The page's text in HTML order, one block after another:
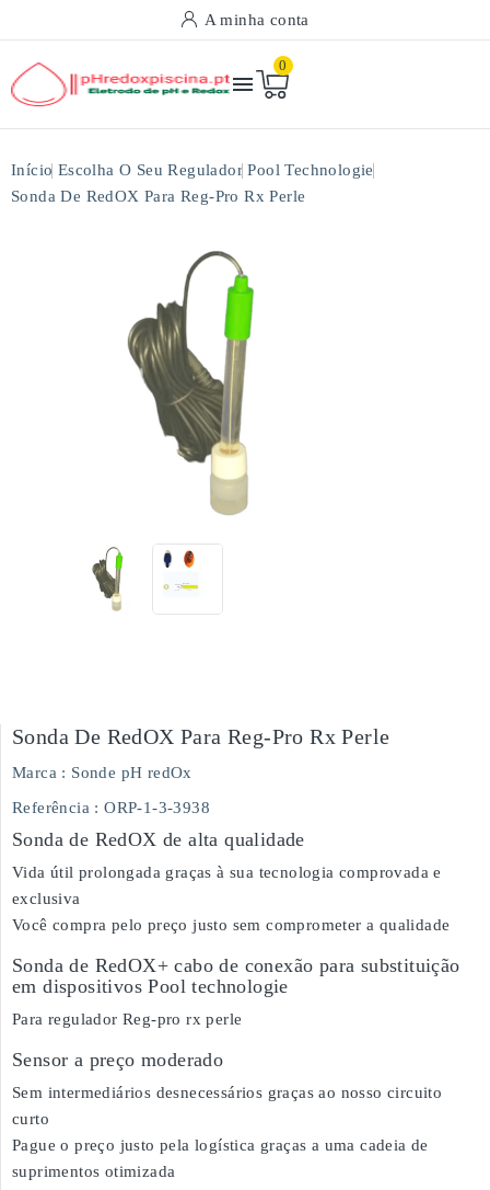
A minha conta

0
Início Escolha O Seu Regulador Pool Technologie
Sonda De RedOX Para Reg-Pro Rx Perle
Sonda De RedOX Para Reg-Pro Rx Perle
Marca : Sonde pH redOx
Referência : ORP-1-3-3938
Sonda de RedOX de alta qualidade
Vida útil prolongada graças à sua tecnologia comprovada e
exclusiva
Você compra pelo preço justo sem comprometer a qualidade
Sonda de RedOX+ cabo de conexão para substituição
em dispositivos Pool technologie
Para regulador Reg-pro rx perle
Sensor a preço moderado
Sem intermediários desnecessários graças ao nosso circuito
curto
Pague o preço justo pela logística graças a uma cadeia de
suprimentos otimizada